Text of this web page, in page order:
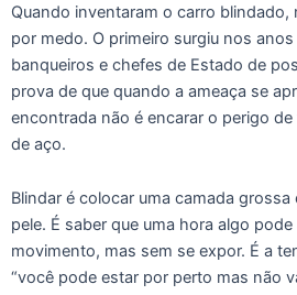
Quando inventaram o carro blindado,
por medo. O primeiro surgiu nos
banqueiros e chefes de Estado de
prova de que quando a ameaça se
encontrada não é encarar o perigo
de aço.
Blindar é colocar uma camada
pele. É saber que uma hora algo
movimento, mas sem se expor. É a
“você pode estar por perto mas não